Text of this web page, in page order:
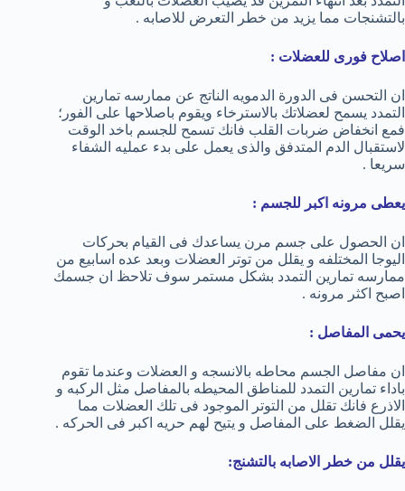
بالتشنجات مما يزيد من خطر التعرض للاصابه .
اصلاح فورى للعضلات :
ان التحسن فى الدورة الدمويه الناتج عن ممارسه تمارين
التمدد يسمح لعضلاتك بالاسترخاء ويقوم باصلاحها على الفور؛
فمع انخفاض ضربات القلب فانك تسمح للجسم باخد الوقت
لاستقبال الدم المتدفق والذى يعمل على بدء عمليه الشفاء
سريعا .
يعطى مرونه اكبر للجسم :
ان الحصول على جسم مرن يساعدك فى القيام بحركات
اليوجا المختلفه و يقلل من توتر العضلات وبعد عده اسابيع من
ممارسه تمارين التمدد بشكل مستمر سوف تلاحظ ان جسمك
اصبح اكثر مرونه .
يحمى المفاصل :
ان مفاصل الجسم محاطه بالانسجه و العضلات وعندما تقوم
باداء تمارين التمدد للمناطق المحيطه بالمفاصل مثل الركبه و
الاذرع فانك تقلل من التوتر الموجود فى تلك العضلات مما
يقلل الضغط على المفاصل و يتيح لهم حريه اكبر فى الحركه .
يقلل من خطر الاصابه بالتشنج: